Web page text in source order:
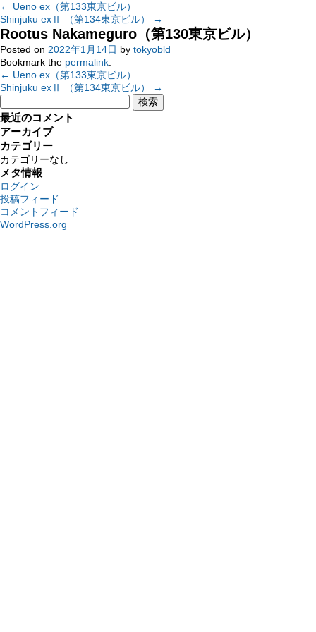
← Ueno ex（第133東京ビル）
Shinjuku exⅡ （第134東京ビル）
→
Rootus Nakameguro（第130東京ビル）
Posted on 2022年1月14日 by tokyobld
Bookmark the permalink
← Ueno ex（第133東京ビル）
Shinjuku exⅡ （第134東京ビル）
→
検
索:
最近のコメント
アーカイブ
カテゴリー
カテゴリーなし
メタ情報
ログイン
投稿フィード
コメントフィード
WordPress.org